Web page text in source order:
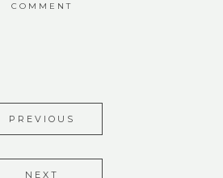
COMMENT
PREVIOUS
NEXT